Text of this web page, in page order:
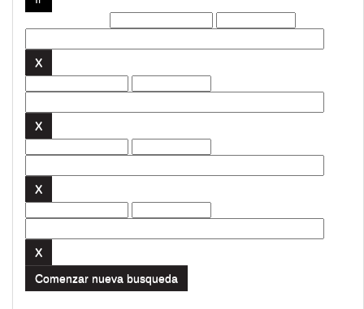
Comenzar nueva busqueda